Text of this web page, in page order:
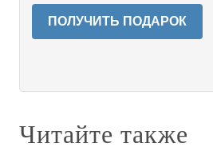
ПОЛУЧИТЬ ПОДАРОК
Читайте также